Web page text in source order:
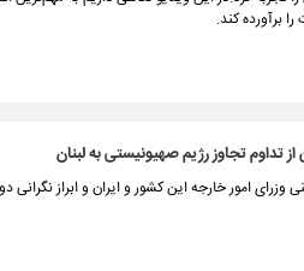
برآورده کند.
از تداوم تجاوز رژیم صهیونیستی به لبنان
امور خارجه این کشور و ایران و ابراز نگرانی